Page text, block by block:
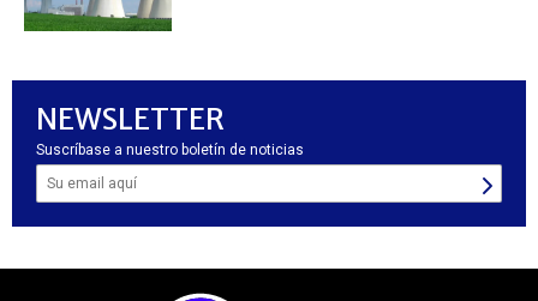
NEWSLETTER
Suscríbase a nuestro boletín de noticias